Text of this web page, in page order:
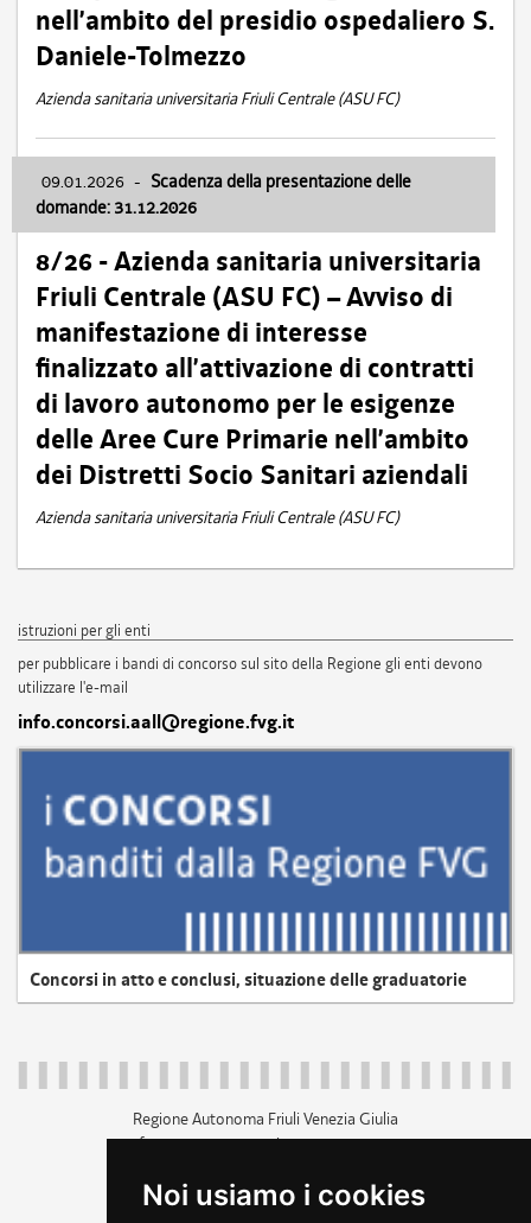
Noi usiamo i cookies
nell’ambito del presidio ospedaliero S.
Daniele-Tolmezzo
Azienda sanitaria universitaria Friuli Centrale (ASU FC)
09.01.2026 - Scadenza della presentazione delle
domande: 31.12.2026
8/26 - Azienda sanitaria universitaria
Friuli Centrale (ASU FC) – Avviso di
manifestazione di interesse
finalizzato all’attivazione di contratti
di lavoro autonomo per le esigenze
delle Aree Cure Primarie nell’ambito
dei Distretti Socio Sanitari aziendali
Azienda sanitaria universitaria Friuli Centrale (ASU FC)
istruzioni per gli enti
per pubblicare i bandi di concorso sul sito della Regione gli enti devono
utilizzare l'e-mail
info.concorsi.aall@regione.fvg.it
Concorsi in atto e conclusi, situazione delle graduatorie
Regione Autonoma Friuli Venezia Giulia
c.f. 80014930327; p.iva 00526040324
+39 040 3771111